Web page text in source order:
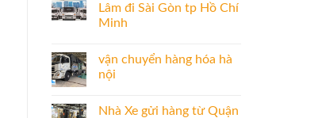
Lâm đi Sài Gòn tp Hồ Chí
Minh
vận chuyển hàng hóa hà
nội
Nhà Xe gửi hàng từ Quận